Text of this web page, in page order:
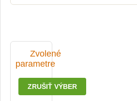
Zvolené
parametre
ZRUŠIŤ VÝBER